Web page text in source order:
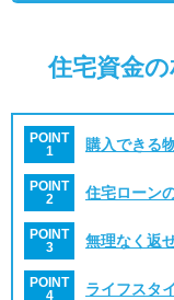
住宅資金
POINT
1
購入できる
POINT
2
住宅ローン
POINT
3
無理なく返
POINT
4
ライフスタ